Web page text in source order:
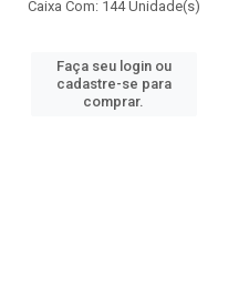
Caixa Com: 144 Unidade(s)
Faça seu login ou
cadastre-se para
comprar.